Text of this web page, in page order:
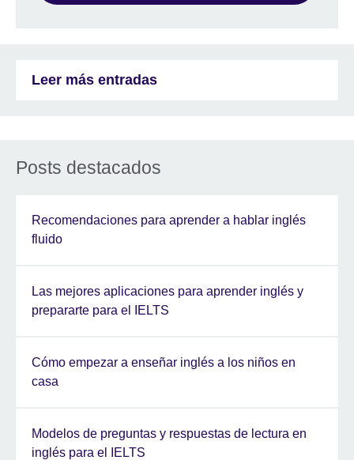
Leer más entradas
Posts destacados
Recomendaciones para aprender a hablar inglés
fluido
Las mejores aplicaciones para aprender inglés y
prepararte para el IELTS
Cómo empezar a enseñar inglés a los niños en
casa
Modelos de preguntas y respuestas de lectura en
inglés para el IELTS